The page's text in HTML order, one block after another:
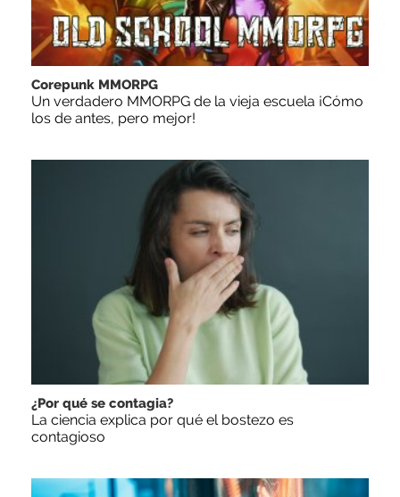
Corepunk MMORPG
Un verdadero MMORPG de la vieja escuela ¡Cómo
los de antes, pero mejor!
¿Por qué se contagia?
La ciencia explica por qué el bostezo es
contagioso